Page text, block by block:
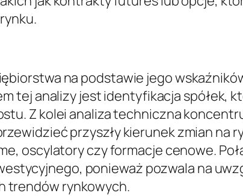
na podstawie jego
tej analizy jest identyfikacja spółek,
Z kolei analiza techniczna
przyszły kierunek zmian na
oscylatory czy formacje cenowe.
ponieważ pozwala na
trendów rynkowych.